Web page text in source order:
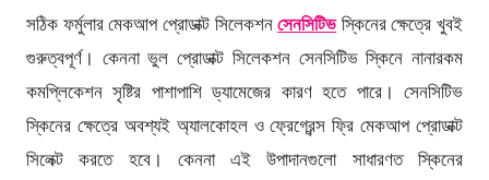
সঠিক ফর্মুলার মেকআপ প্রোডাক্ট সিলেকশনসেনসিটিভস্কিনের ক্ষেত্রে খুবই
গুরুত্বপূর্ণ। কেননা ভুল প্রোডাক্ট সিলেকশন সেনসিটিভ স্কিনে নানারকম
কমপ্লিকেশন সৃষ্টির পাশাপাশি ড্যামেজের কারণ হতে পারে। সেনসিটিভ
স্কিনের ক্ষেত্রে অবশ্যই অ্যালকোহল ও ফ্রেগ্রেন্স ফ্রি মেকআপ প্রোডাক্ট
সিলেক্ট করতে হবে। কেননা এই উপাদানগুলো সাধারণত স্কিনের